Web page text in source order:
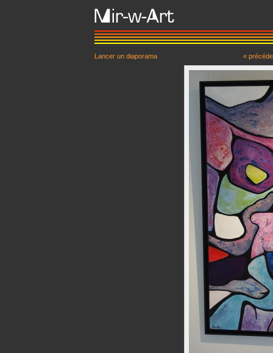
Lancer un diaporama «